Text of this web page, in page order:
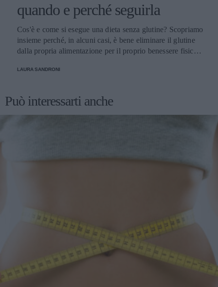
quando e perché seguirla
Cos'è e come si esegue una dieta senza glutine? Scopriamo
insieme perché, in alcuni casi, è bene eliminare il glutine
dalla propria alimentazione per il proprio benessere fisico e
LAURA SANDRONI
Può interessarti anche